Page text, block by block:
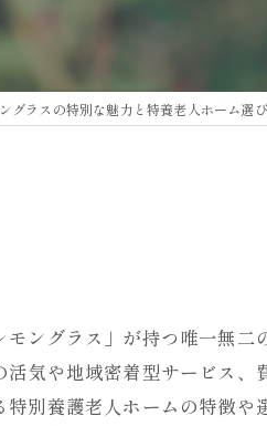
グラスの特別な魅力と特養老人ホーム選
ングラス」が持つ唯一無二
気や地域密着型サービス、
別養護老人ホームの特徴や